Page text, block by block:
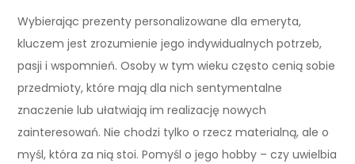
Wybierając prezenty personalizowane dla emeryta,
kluczem jest zrozumienie jego indywidualnych potrzeb,
pasji i wspomnień. Osoby w tym wieku często cenią sobie
przedmioty, które mają dla nich sentymentalne
znaczenie lub ułatwiają im realizację nowych
zainteresowań. Nie chodzi tylko o rzecz materialną, ale o
myśl, która za nią stoi. Pomyśl o jego hobby – czy uwielbia